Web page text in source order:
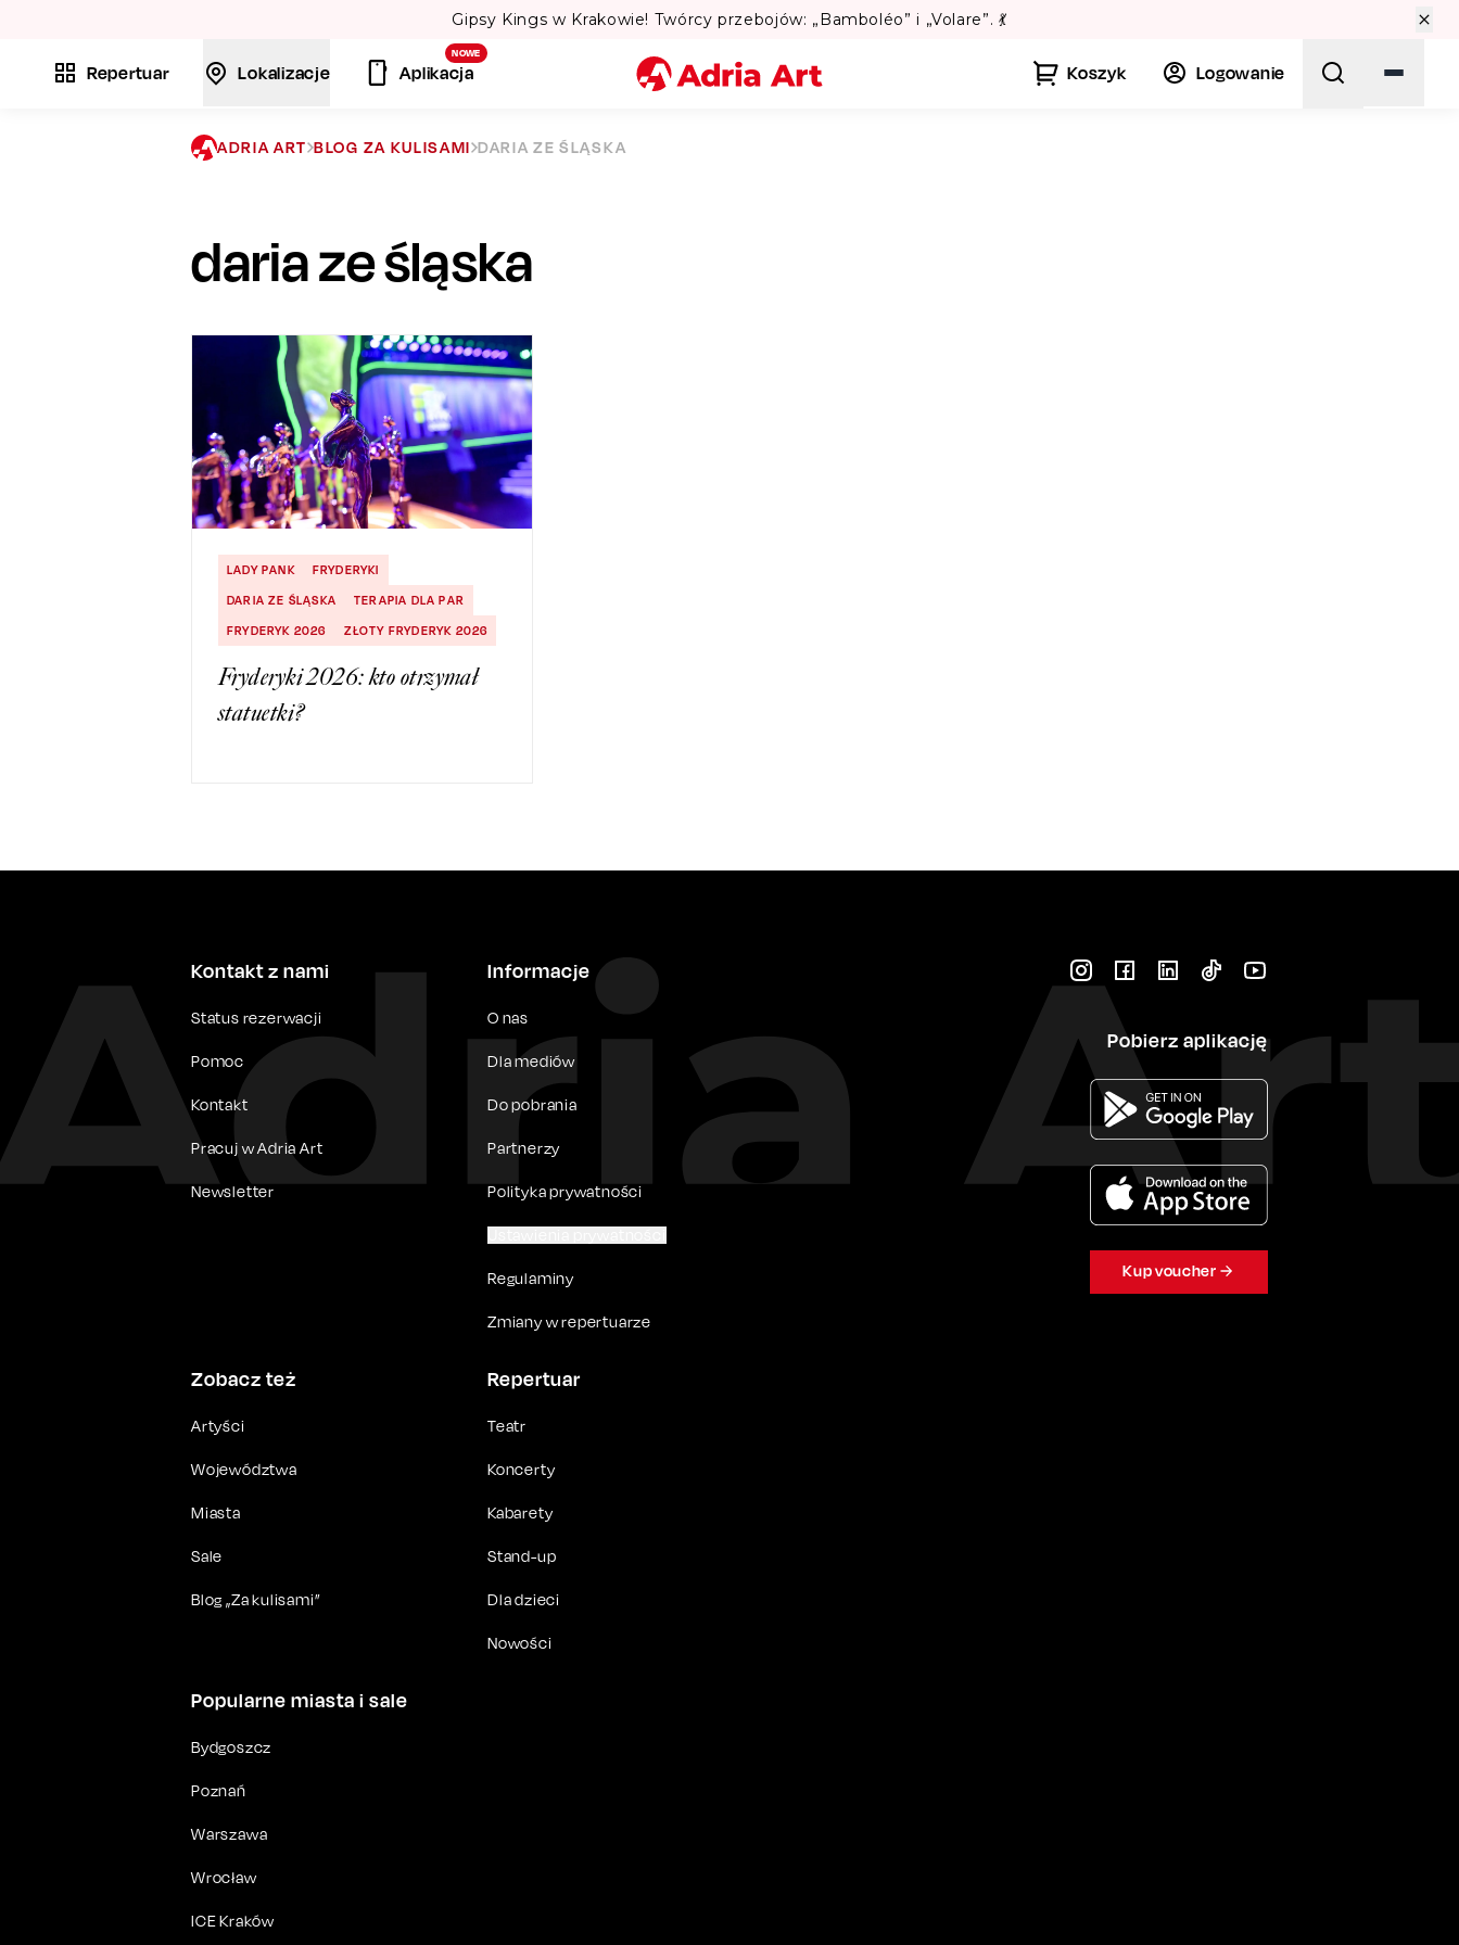
Lato w Warszawie? Sprawdź Teatralne Lato w Pałacu Kultury! 🏛️
Repertuar Lokalizacje
NOWE
Aplikacja Koszyk Logowanie
ADRIA ART BLOG ZA KULISAMI DARIA ZE ŚLĄSKA
daria ze śląska
LADY PANK
FRYDERYKI
DARIA ZE ŚLĄSKA
TERAPIA DLA PAR
FRYDERYK 2026
ZŁOTY FRYDERYK 2026
Fryderyki 2026: kto otrzymał
statuetki?
Kontakt z nami
Status rezerwacji
Pomoc
Kontakt
Pracuj w Adria Art
Newsletter
Informacje
O nas
Dla mediów
Do pobrania
Partnerzy
Polityka prywatności
Regulaminy
Zmiany w repertuarze
Zobacz też
Artyści
Województwa
Miasta
Sale
Blog „Za kulisami”
Repertuar
Teatr
Koncerty
Kabarety
Stand-up
Dla dzieci
Nowości
Popularne miasta i sale
Bydgoszcz
Poznań
Warszawa
Wrocław
ICE Kraków
Pobierz aplikację
Kup voucher